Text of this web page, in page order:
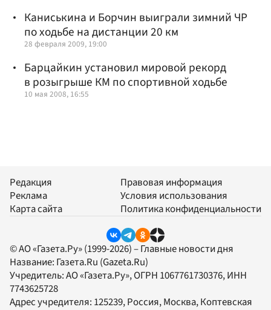
Каниськина и Борчин выиграли зимний ЧР
по ходьбе на дистанции 20 км
28 февраля 2009, 19:00
Барцайкин установил мировой рекорд
в розыгрыше КМ по спортивной ходьбе
10 мая 2008, 16:55
Редакция
Реклама
Карта сайта
Правовая информация
Условия использования
Политика конфиденциальности
© АО «Газета.Ру» (1999-2026) – Главные новости дня
Название: Газета.Ru (Gazeta.Ru)
Учредитель:АО «Газета.Ру», ОГРН 1067761730376, ИНН
7743625728
Адрес учредителя: 125239, Россия, Москва, Коптевская